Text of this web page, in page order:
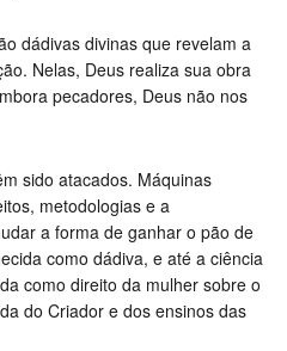
dádivas divinas que revelam a
Nelas, Deus realiza sua obra
pecadores, Deus não nos
sido atacados. Máquinas
metodologias e a
a forma de ganhar o pão de
como dádiva, e até a ciência
como direito da mulher sobre o
do Criador e dos ensinos das